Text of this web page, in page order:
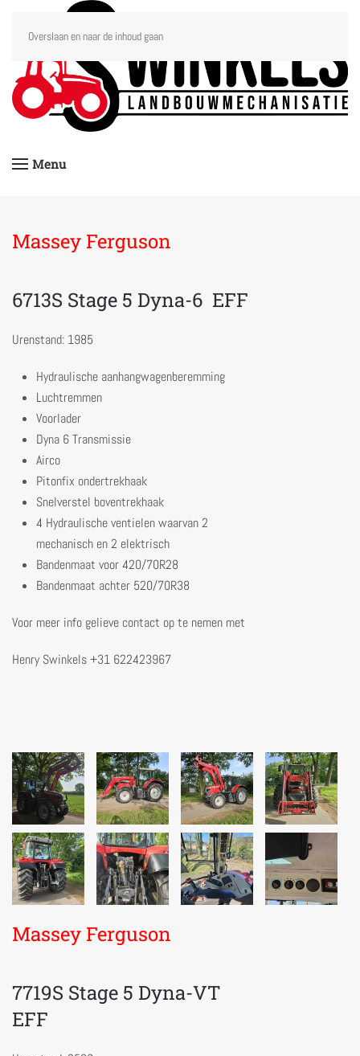
Overslaan en naar de inhoud gaan
Menu
Massey Ferguson
6713S Stage 5 Dyna-6 EFF
Urenstand: 1985
Hydraulische aanhangwagenberemming
Luchtremmen
Voorlader
Dyna 6 Transmissie
Airco
Pitonfix ondertrekhaak
Snelverstel boventrekhaak
4 Hydraulische ventielen waarvan 2
mechanisch en 2 elektrisch
Bandenmaat voor 420/70R28
Bandenmaat achter 520/70R38
Voor meer info gelieve contact op te nemen met
Henry Swinkels +31 622423967
Massey Ferguson
7719S Stage 5 Dyna-VT
EFF